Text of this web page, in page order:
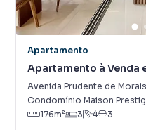
Apartamento
Apartamento à Venda
Avenida Prudente de Morais
Condomínio Maison
176m² 3 4 3